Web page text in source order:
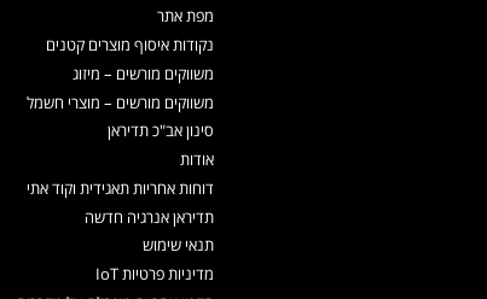
מפת אתר
נקודות איסוף מוצרים קטנים
משווקים מורשים – מיזוג
משווקים מורשים – מוצרי חשמל
סינון אב"כ תדיראן
אודות
דוחות אחריות תאגידית וקוד אתי
תדיראן אנרגיה חדשה
תנאי שימוש
מדיניות פרטיות IoT